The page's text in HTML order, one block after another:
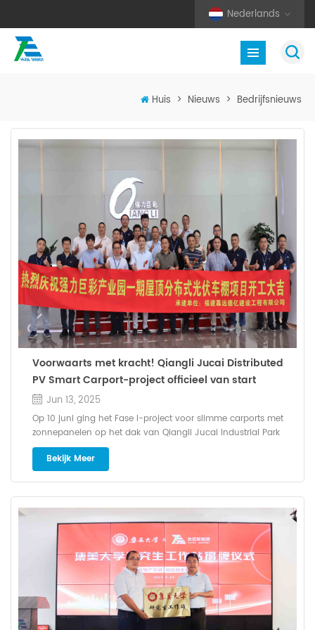
Nederlands
Huis > Nieuws > Bedrijfsnieuws
Voorwaarts met kracht! Qiangli Jucai Distributed
PV Smart Carport-project officieel van start
gegaan
Jun 13, 2025
Op 10 juni ging het Fase I-project voor slimme carports met
zonnepanelen op het dak van Qiangli Jucai Industrial Park
officieel van start. Vertegenwoordigers van alle betrokken
partijen, waaronder projectontwikkelaar Qiangli Jucai en de
aannemer, waren aanwezig. M bewondering C bouw E
lancering van dit groene energieproject. Het project, gelegen
op het dak van de parkeerplaats van het nieuwe Qiangli Jucai
Industrial Park, maakt gebruik van een geïntegreerde BIPV-
oplossing met een totale geïnstalleerde capaciteit van 3,596
MW . Opererend onder een “eigen verbruik met overtollige
stroom die aan het net wordt geleverd” model, het project zal
naar verwachting ongeveer 3,9 miljoen kWh elektriciteit per
jaar , met totale opbrengsten over een levenscyclus van 25
Bekijk Meer